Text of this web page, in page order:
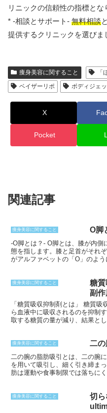
リニックの信頼性の指標とな
* -相談とサポート- 無料相談
提供するクリニックを選びま
痩身美容に関すること 「
ベイザーリポ
ボディジェッ
X
Pocket
関連記事
痩身美容に関すること O脚
-O脚とは？- O脚とは、膝が内側に向き、足首が外側に開いている状
態を指します。膝と足首がそれ
がアルファベットの「O」のよ
す。また、O脚は生まれつきや
痩身美容に関すること
糖質
副作
「糖質吸収抑制剤とは」 糖質吸収抑制剤は、食物中の糖質が小腸か
ら血液中に吸収されるのを抑制
取する糖質の量が減り、結果と
痩身美容に関すること 二の
二の腕の脂肪吸引とは、二の腕
を用いて吸引し、細く引き締ま
肪は運動や食事制限では落ちに
痩身美容に関すること
切